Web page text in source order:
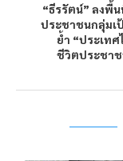
“ธีรรัตน์” ลงพื้
ประชาชนกลุ่ม
ย้ำ “ประเทศ
ชีวิตประชา